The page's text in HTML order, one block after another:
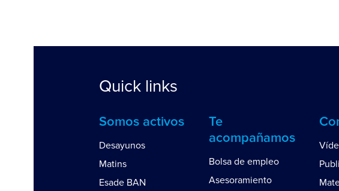
Quick links
Somos activos
Desayunos
Matins
Esade BAN
Te
acompañamos
Bolsa de empleo
Asesoramiento